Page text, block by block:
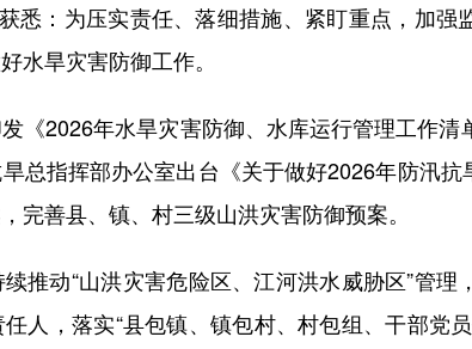
：为压实责任、落细措施、紧盯重点，加强
水旱灾害防御工作。
2026年水旱灾害防御、水库运行管理工作清
总指挥部办公室出台《关于做好2026年防汛
完善县、镇、村三级山洪灾害防御预案。
动“山洪灾害危险区、江河洪水威胁区”管理
人，落实“县包镇、镇包村、村包组、干部党